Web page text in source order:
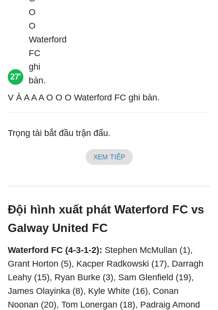
27'
V À A A A O O O Waterford FC ghi bàn.
Trọng tài bắt đầu trận đấu.
XEM TIẾP
Đội hình xuất phát Waterford FC vs
Galway United FC
Waterford FC (4-3-1-2): Stephen McMullan (1),
Grant Horton (5), Kacper Radkowski (17), Darragh
Leahy (15), Ryan Burke (3), Sam Glenfield (19),
James Olayinka (8), Kyle White (16), Conan
Noonan (20), Tom Lonergan (18), Padraig Amond